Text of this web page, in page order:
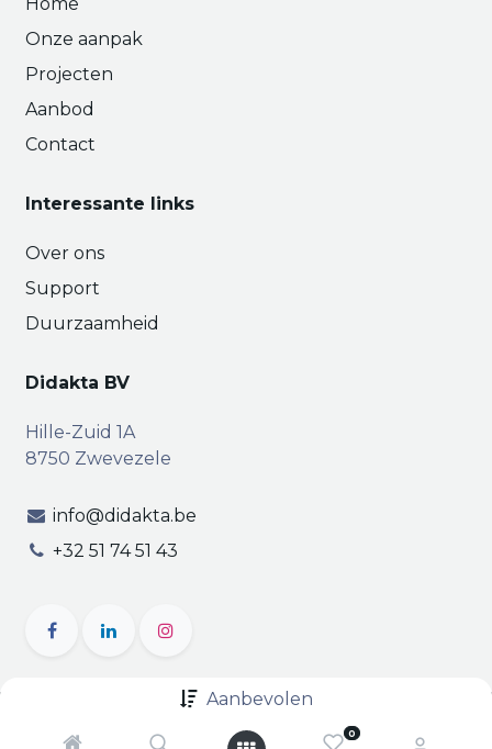
Aanbevolen
0
Onze aanpak
Projecten
Aanbod
Contact
Interessante links
Over ons
Support
Duurzaamheid
Didakta BV
Hille-Zuid 1A
8750 Zwevezele
info@didakta.be
+32 51 74 51 43
Vertrouwelijkheid